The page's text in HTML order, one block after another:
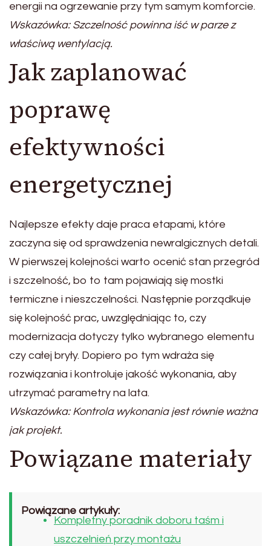
energii na ogrzewanie przy tym samym komforcie.
Wskazówka: Szczelność powinna iść w parze z
właściwą wentylacją.
Jak zaplanować
poprawę
efektywności
energetycznej
Najlepsze efekty daje praca etapami, które
zaczyna się od sprawdzenia newralgicznych detali.
W pierwszej kolejności warto ocenić stan przegród
i szczelność, bo to tam pojawiają się mostki
termiczne i nieszczelności. Następnie porządkuje
się kolejność prac, uwzględniając to, czy
modernizacja dotyczy tylko wybranego elementu
czy całej bryły. Dopiero po tym wdraża się
rozwiązania i kontroluje jakość wykonania, aby
utrzymać parametry na lata.
Wskazówka: Kontrola wykonania jest równie ważna
jak projekt.
Powiązane materiały
Powiązane artykuły:
Kompletny poradnik doboru taśm i
uszczelnień przy montażu